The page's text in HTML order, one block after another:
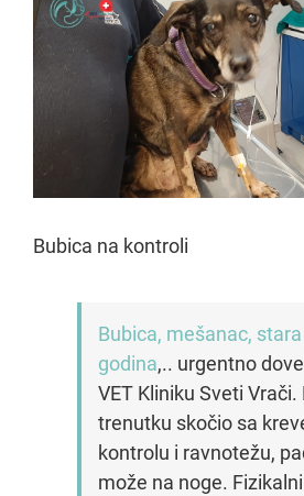
Larger
Image
Bubica na kontroli
Bubica, mešanac,
godina,.. urgentno
VET Kliniku Sveti Vrači.
trenutku skočio sa
kontrolu i ravnotežu,
može na noge.